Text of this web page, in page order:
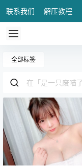
联系我们 解压教程
全部标签